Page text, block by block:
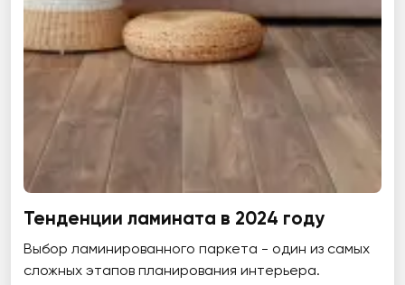
Тенденции ламината в 2024 году
Выбор ламинированного паркета - один из самых
сложных этапов планирования интерьера.